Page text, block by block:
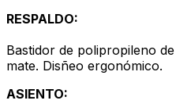
RESPALDO:
Bastidor de polipropileno
mate. Disñeo ergonómico.
ASIENTO: